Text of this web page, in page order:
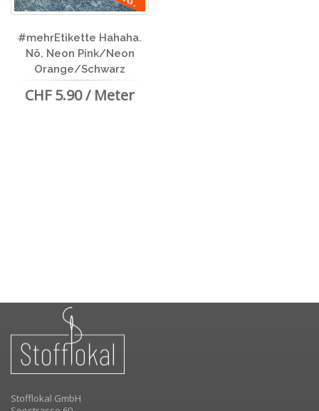
#mehrEtikette Hahaha.
Nö, Neon Pink/Neon
Orange/Schwarz
CHF 5.90 / Meter
Stofflokal GmbH